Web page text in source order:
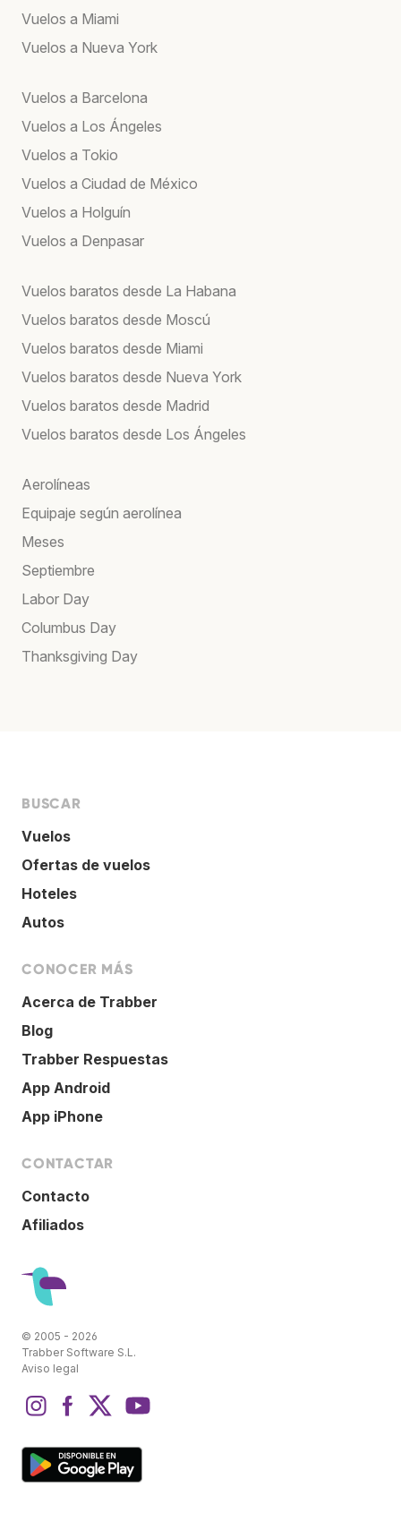
Vuelos a Miami
Vuelos a Nueva York
Vuelos a Barcelona
Vuelos a Los Ángeles
Vuelos a Tokio
Vuelos a Ciudad de México
Vuelos a Holguín
Vuelos a Denpasar
Vuelos baratos desde La Habana
Vuelos baratos desde Moscú
Vuelos baratos desde Miami
Vuelos baratos desde Nueva York
Vuelos baratos desde Madrid
Vuelos baratos desde Los Ángeles
Aerolíneas
Equipaje según aerolínea
Meses
Septiembre
Labor Day
Columbus Day
Thanksgiving Day
BUSCAR
Vuelos
Ofertas de vuelos
Hoteles
Autos
CONOCER MÁS
Acerca de Trabber
Blog
Trabber Respuestas
App Android
App iPhone
CONTACTAR
Contacto
Afiliados
© 2005 - 2026
Trabber Software S.L.
Aviso legal